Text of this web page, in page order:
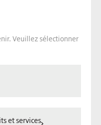
Veuillez sélectionner
et services